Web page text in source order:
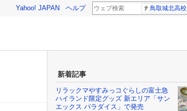
Yahoo! JAPAN ヘルプ 鳥取城北高校
新着記事
リラックマやすみっコぐらしの富士急
ハイランド限定グッズ 新エリア「サン
エックス パラダイス」で発売